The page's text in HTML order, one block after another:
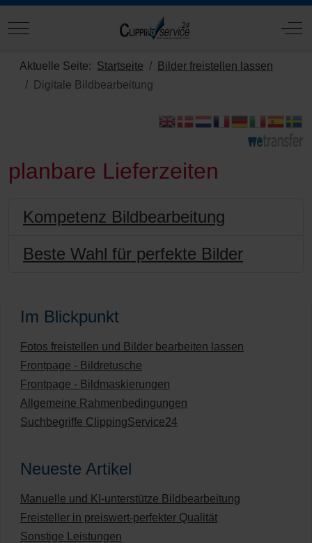
Mobile Menu Toggle Off-
Aktuelle Seite: Startseite
Bilder freistellen lassen
Digitale Bildbearbeitung
planbare Lieferzeiten
Kompetenz Bildbearbeitung
Beste Wahl für perfekte Bilder
Im Blickpunkt
Fotos freistellen und Bilder bearbeiten lassen
Frontpage - Bildretusche
Frontpage - Bildmaskierungen
Allgemeine Rahmenbedingungen
Suchbegriffe ClippingService24
Neueste Artikel
Manuelle und KI-unterstütze Bildbearbeitung
Freisteller in preiswert-perfekter Qualität
Sonstige Leistungen